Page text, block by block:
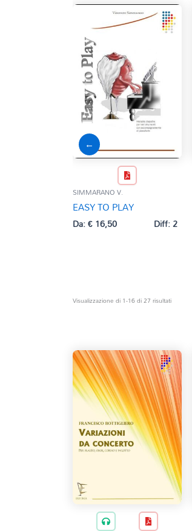
←
SIMMARANO V.
EASY TO PLAY
Da:€16,50 Diff: 2
Visualizzazione di 1-16 di 27 risultatiOrdina
in